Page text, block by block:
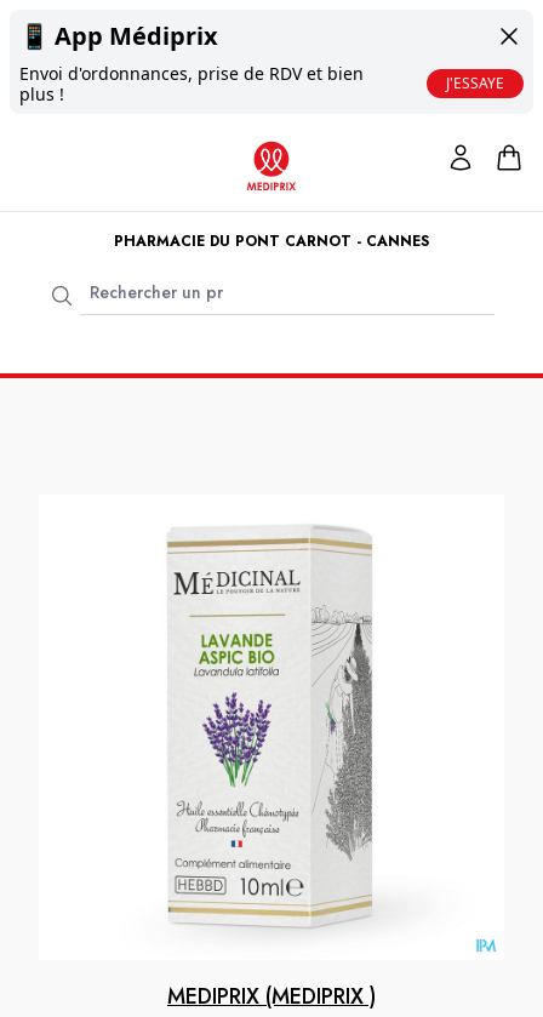
📱 App Médiprix
Envoi d'ordonnances, prise de RDV et bien
plus !
J'ESSAYE
PHARMACIE DU PONT CARNOT - CANNES
MEDIPRIX (MEDIPRIX )